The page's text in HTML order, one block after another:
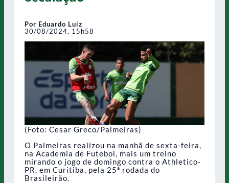
Por Eduardo Luiz
30/08/2024, 15h58
(Foto: Cesar Greco/Palmeiras)
O Palmeiras realizou na manhã de sexta-feira,
na Academia de Futebol, mais um treino
mirando o jogo de domingo contra o Athletico-
PR, em Curitiba, pela 25ª rodada do
Brasileirão.